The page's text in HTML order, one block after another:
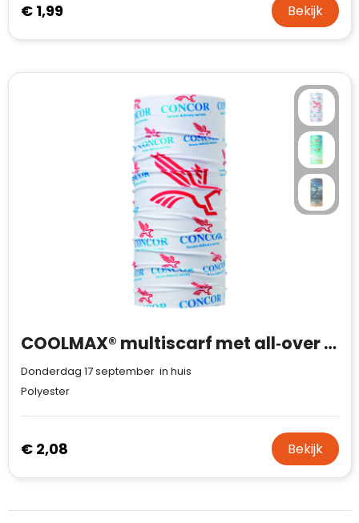
€ 1,99 Bekijk
COOLMAX® multiscarf met all‑over print
Donderdag 17 september in huis
Polyester
€ 2,08 Bekijk